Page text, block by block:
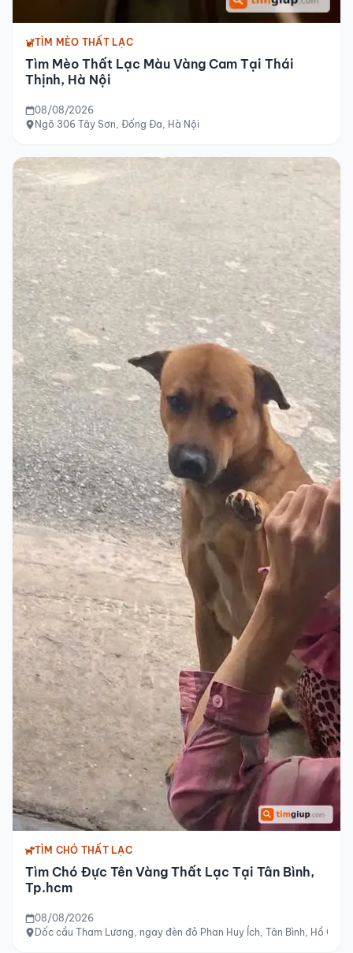
TÌM MÈO THẤT LẠC
Tìm Mèo Thất Lạc Màu Vàng Cam Tại Thái
Thịnh, Hà Nội
08/08/2026
Ngõ 306 Tây Sơn, Đống Đa, Hà Nội
TÌM CHÓ THẤT LẠC
Tìm Chó Đực Tên Vàng Thất Lạc Tại Tân Bình,
Tp.hcm
08/08/2026
Dốc cầu Tham Lương, ngay đèn đỏ Phan Huy Ích, Tân Bình, Hồ Chí